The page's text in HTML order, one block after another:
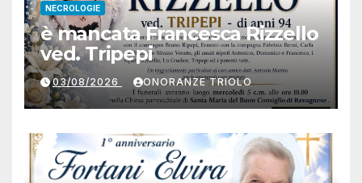
NECROLOGIE
è mancata Francesca Rizzello
ved. Tripepi
03/08/2026 ONORANZE TRIOLO